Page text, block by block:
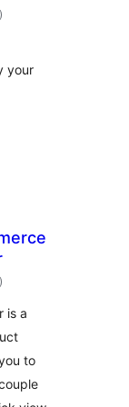
total
aprecieri
)
your
total
aprecieri
)
is a
to